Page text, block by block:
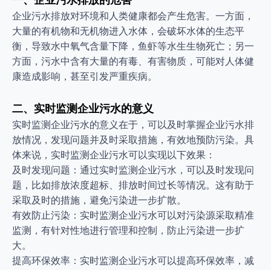
企业污水排放对环境和人类健康都会产生危害。一方面，
大量的有机物和无机物进入水体，会破坏水体的生态平
衡，导致水中氧气含量下降，鱼虾等水生生物死亡；另一
方面，污水中含有大量的有毒、有害物质，可能对人体健
康造成影响，甚至引发严重疾病。
二、实时监测企业污水的意义
实时监测企业污水的意义在于，可以及时掌握企业污水排
放情况，发现问题并及时采取措施，有效地预防污染。具
体来说，实时监测企业污水可以实现以下效果：
及时发现问题：通过实时监测企业污水，可以及时发现问
题，比如排放浓度超标、排放时间过长等情况。这有助于
采取及时的措施，避免污染进一步扩散。
有效防止污染：实时监测企业污水可以对污染源采取精准
监测，有针对性地进行管理和控制，防止污染进一步扩
大。
提高环保效率：实时监测企业污水可以提高环保效率，减